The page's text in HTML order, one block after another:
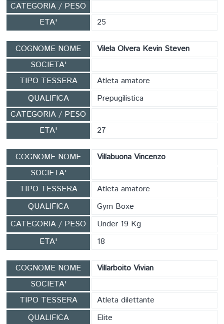
CATEGORIA / PESO
ETA'
25
COGNOME NOME
Vilela Olvera Kevin Steven
SOCIETA'
TIPO TESSERA
Atleta amatore
QUALIFICA
Prepugilistica
CATEGORIA / PESO
ETA'
27
COGNOME NOME
Villabuona Vincenzo
SOCIETA'
TIPO TESSERA
Atleta amatore
QUALIFICA
Gym Boxe
CATEGORIA / PESO
Under 19 Kg
ETA'
18
COGNOME NOME
Villarboito Vivian
SOCIETA'
TIPO TESSERA
Atleta dilettante
QUALIFICA
Elite